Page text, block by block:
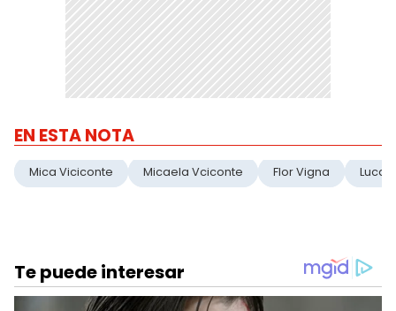
EN ESTA NOTA
Mica Viciconte Micaela Vciconte Flor Vigna Luca